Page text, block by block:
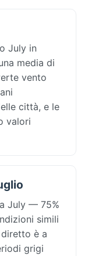
July in
media di
vento
città, e le
valori
July — 75%
simili
è a
grigi